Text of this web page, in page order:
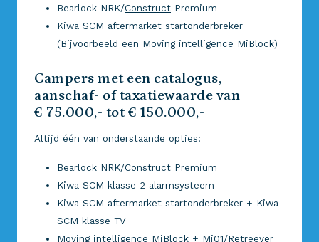
Bearlock NRK/Construct Premium
Kiwa SCM aftermarket startonderbreker
(Bijvoorbeeld een Moving intelligence MiBlock)
Campers met een catalogus,
aanschaf- of taxatiewaarde van
€ 75.000,- tot € 150.000,-
Altijd één van onderstaande opties:
Bearlock NRK/Construct Premium
Kiwa SCM klasse 2 alarmsysteem
Kiwa SCM aftermarket startonderbreker + Kiwa
SCM klasse TV
Moving intelligence MiBlock + Mi01/Retreever